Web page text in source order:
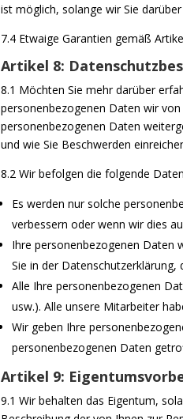
ist möglich, solange wir Sie
7.4 Etwaige Garantien gemäß
Artikel 8:
8.1 Möchten Sie mehr darüber
personenbezogenen Daten wir
personenbezogenen Daten
und wie Sie Beschwerden
8.2 Wir befolgen die folgende
Es werden nur solche
verbessern oder wenn wir dies
Ihre personenbezogenen Daten
Sie in der
Alle Ihre personenbezogenen
usw.). Alle unsere Mitarbeiter
Wir geben Ihre
personenbezogenen Daten
Artikel 9:
9.1 Wir behalten das Eigentum,